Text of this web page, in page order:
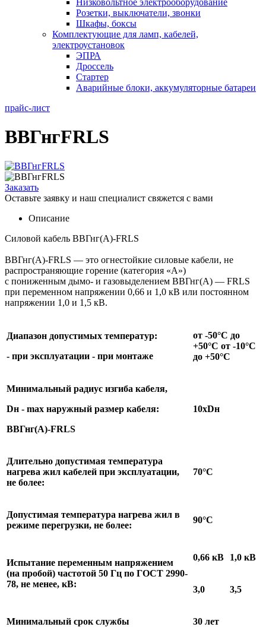
Низковольтное электрооборудование
Розетки, выключатели, звонки
Шкафы, боксы
Комплектующие для ламп, кабелей,
электроустановок
ЭПРА
Дроссель
Стартер
Аварийные блоки, аккумуляторные батареи
прайс-лист
ВВГнгFRLS
Заказать
Оставьте заявку и наш специалист свяжется с вами
Описание
Силовой кабель ВВГнг(А)-FRLS
ВВГнг(А)-FRLS — это огнестойкие силовые кабели, не
распространяющие горение (категория «А»)
с пониженным дымо- и газовыделением ВВГнг(А) — FRLS
при переменном напряжении 0,66 и 1,0 кВ или постоянном
напряжении 1,0 и 1,5 кВ.
Диапазон допустимых температур:
- при эксплуатации - при монтаже
от -50°С до
+50°С от -10°С
до +50°С
Минимальный радиус изгиба кабеля,
Dн - max наружный размер кабеля:
ВВГнг(А)-FRLS
10хDн
Длительно допустимая температура
нагрева жил кабелей при эксплуатации,
не более:
70°С
Допустимая температура нагрева жил в
режиме перегрузки, не более:
90°С
Испытание переменным напряжением
(на пробой) частотой 50 Гц по ГОСТ 2990-
78, не менее, кВ:
0,66 кВ 1,0 кВ
3,0 3,5
Минимальный срок службы 30 лет